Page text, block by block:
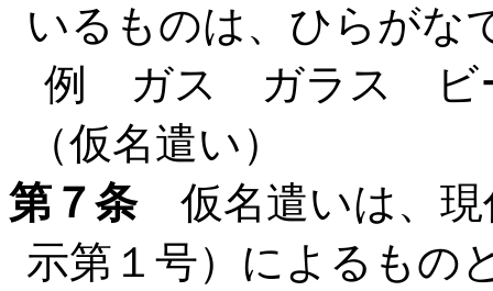
いるものは、ひらがな
例 ガス ガラス ビ
（仮名遣い）
第７条仮名遣いは、現
示第１号）によるもの